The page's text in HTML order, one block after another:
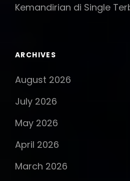
Kemandirian di Single
ARCHIVES
August 2026
July 2026
May 2026
April 2026
March 2026